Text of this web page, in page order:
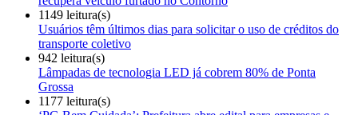
1149 leitura(s)
Usuários têm últimos dias para solicitar o uso de créditos do
transporte coletivo
942 leitura(s)
Lâmpadas de tecnologia LED já cobrem 80% de Ponta
Grossa
1177 leitura(s)